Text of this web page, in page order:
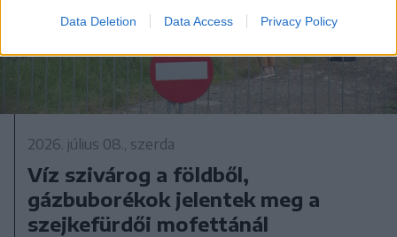
Data Deletion Data Access Privacy Policy
2026. július 08., szerda
Víz szivárog a földből,
gázbuborékok jelentek meg a
szejkefürdői mofettánál